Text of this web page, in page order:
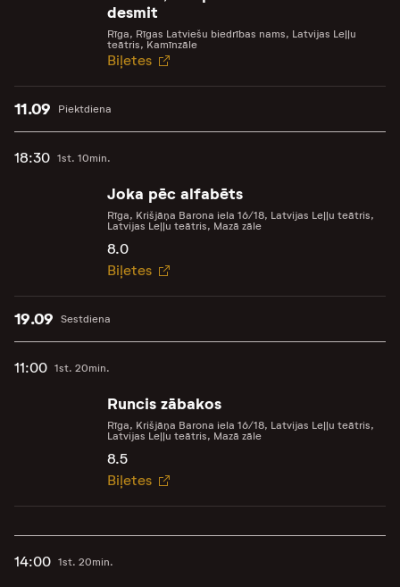
desmit
Rīga, Rīgas Latviešu biedrības nams, Latvijas Leļļu
teātris, Kamīnzāle
Biļetes
Piektdiena
11.09
18:30 1st. 10min.
Joka pēc alfabēts
Rīga, Krišjāņa Barona iela 16/18, Latvijas Leļļu teātris,
Latvijas Leļļu teātris, Mazā zāle
8.0
Biļetes
Sestdiena
19.09
11:00 1st. 20min.
Runcis zābakos
Rīga, Krišjāņa Barona iela 16/18, Latvijas Leļļu teātris,
Latvijas Leļļu teātris, Mazā zāle
8.5
Biļetes
14:00 1st. 20min.